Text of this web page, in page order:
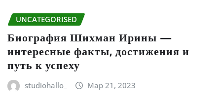
UNCATEGORISED
Биография Шихман Ирины —
интересные факты, достижения и
путь к успеху
studiohallo_ Мар 21, 2023